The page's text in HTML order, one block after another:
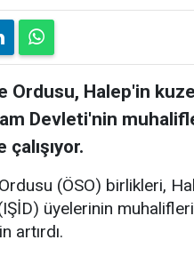
Ordusu, Halep'in
Devleti'nin
(ÖSO) birlikleri,
üyelerinin
artırdı.